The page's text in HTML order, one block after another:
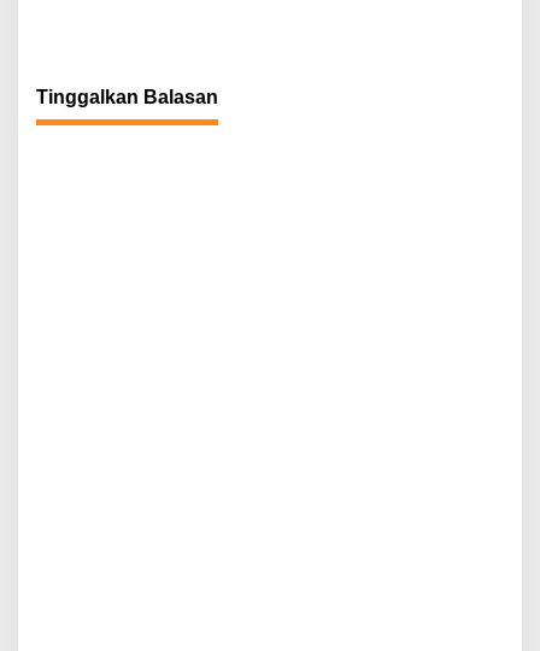
Tinggalkan Balasan